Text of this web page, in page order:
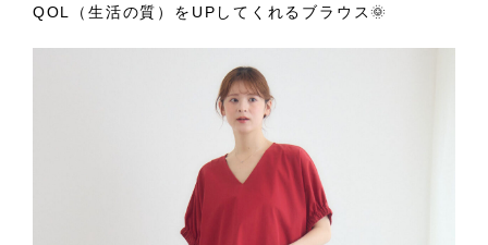
QOL（生活の質）をUPしてくれるブラウス🌞